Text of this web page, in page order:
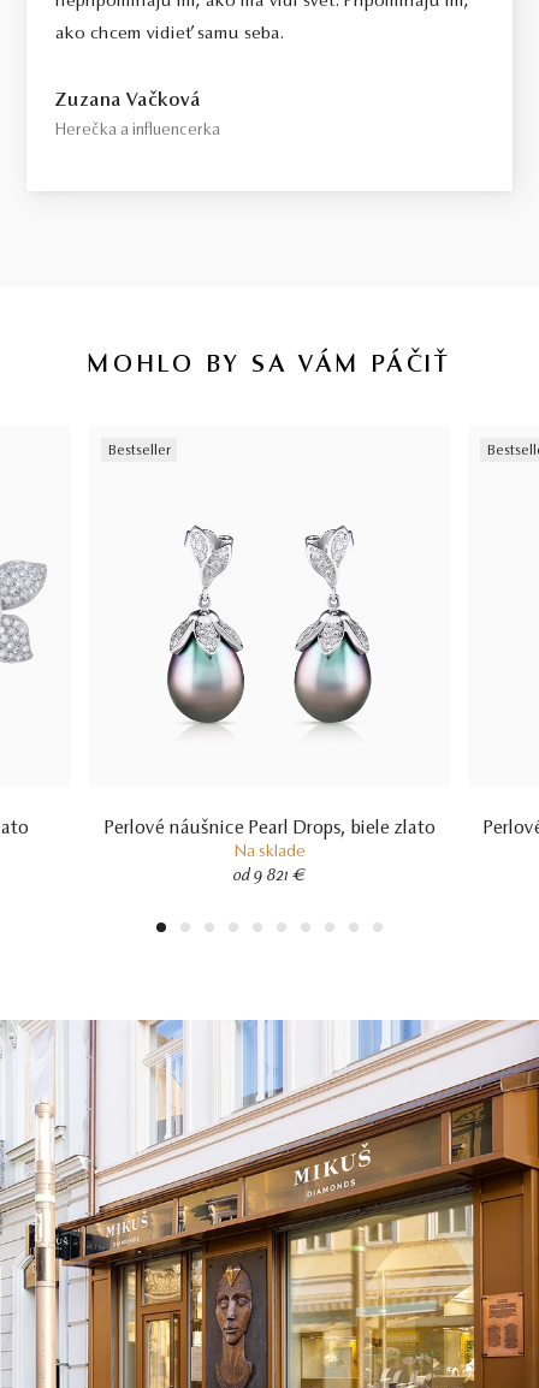
ako chcem vidieť samu seba.
Zuzana Vačková
Herečka a influencerka
MOHLO BY SA VÁM PÁČIŤ
Bestseller
Perlové náušnice Pearl Drops, biele zlato
Na sklade
od 9 821 €
1 2 3 4 5 6 7 8 9 10